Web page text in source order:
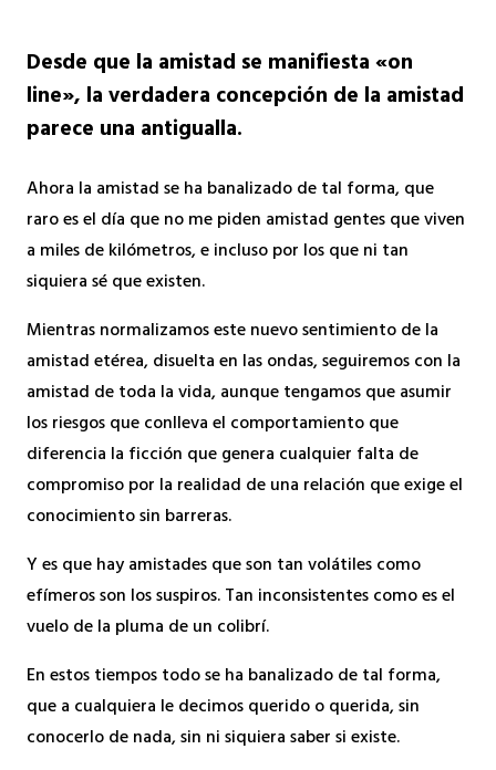
Desde que la amistad se manifiesta «on
line», la verdadera concepción de la amistad
parece una antigualla.
Ahora la amistad se ha banalizado de tal forma, que
raro es el día que no me piden amistad gentes que viven
a miles de kilómetros, e incluso por los que ni tan
siquiera sé que existen.
Mientras normalizamos este nuevo sentimiento de la
amistad etérea, disuelta en las ondas, seguiremos con la
amistad de toda la vida, aunque tengamos que asumir
los riesgos que conlleva el comportamiento que
diferencia la ficción que genera cualquier falta de
compromiso por la realidad de una relación que exige el
conocimiento sin barreras.
Y es que hay amistades que son tan volátiles como
efímeros son los suspiros. Tan inconsistentes como es el
vuelo de la pluma de un colibrí.
En estos tiempos todo se ha banalizado de tal forma,
que a cualquiera le decimos querido o querida, sin
conocerlo de nada, sin ni siquiera saber si existe.